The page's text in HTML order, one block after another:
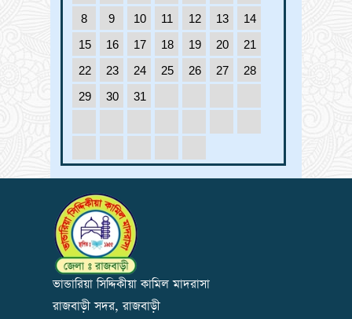
8
9 10 11 12 13
14
15
16 17 18 19 20
21
22
23 24 25 26 27
28
29
30 31
ভান্ডারিয়া সিদ্দিকীয়া কামিল মাদরাসা
রাজবাড়ী সদর, রাজবাড়ী